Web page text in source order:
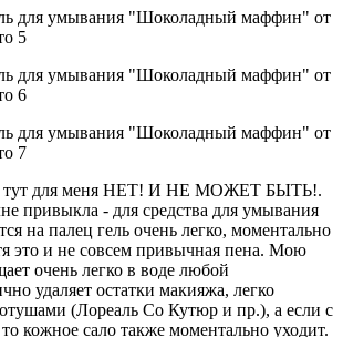
тут для меня НЕТ! И НЕ МОЖЕТ БЫТЬ!.
привыкла - для средства для умывания
на палец гель очень легко, моментально
это и не совсем привычная пена. Мою
очень легко в воде любой
удаляет остатки макияжа, легко
(Лореаль Со Кутюр и пр.), а если с
кожное сало также моментально уходит.